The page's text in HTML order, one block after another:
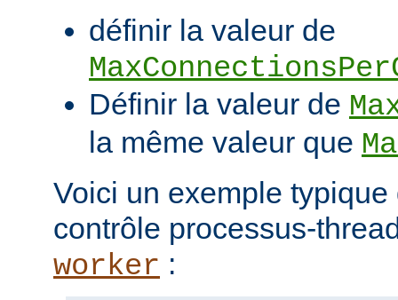
définir la valeur de
Définir la valeur de
la même valeur que
Voici un exemple
contrôle processus-
worker :